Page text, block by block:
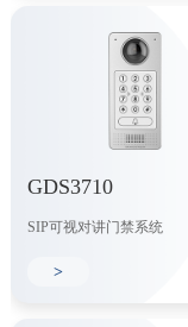
GDS3710
SIP可视对讲门禁系统
>